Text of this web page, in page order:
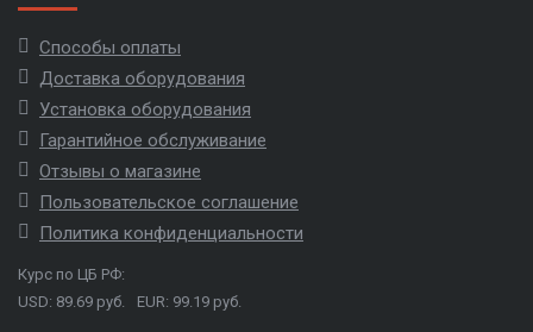
Способы оплаты
Доставка оборудования
Установка оборудования
Гарантийное обслуживание
Отзывы о магазине
Пользовательское соглашение
Политика конфиденциальности
Курс по ЦБ РФ:
USD: 89.69 руб.
EUR: 99.19 руб.